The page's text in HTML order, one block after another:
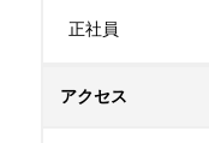
正社員
アクセス